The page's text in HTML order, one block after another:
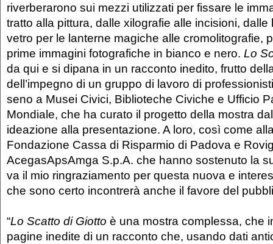
riverberarono sui mezzi utilizzati per fissare le
tratto alla pittura, dalle xilografie alle incisioni, dalle
vetro per le lanterne magiche alle cromolitografie,
prime immagini fotografiche in bianco e nero. Lo
da qui e si dipana in un racconto inedito, frutto
dell’impegno di un gruppo di lavoro di
seno a Musei Civici, Biblioteche Civiche e Ufficio
Mondiale, che ha curato il progetto della mostra
ideazione alla presentazione. A loro, così come
Fondazione Cassa di Risparmio di Padova e
AcegasApsAmga S.p.A. che hanno sostenuto la
va il mio ringraziamento per questa nuova e
che sono certo incontrerà anche il favore del
“Lo Scatto di Giotto è una mostra complessa, che
pagine inedite di un racconto che, usando dati